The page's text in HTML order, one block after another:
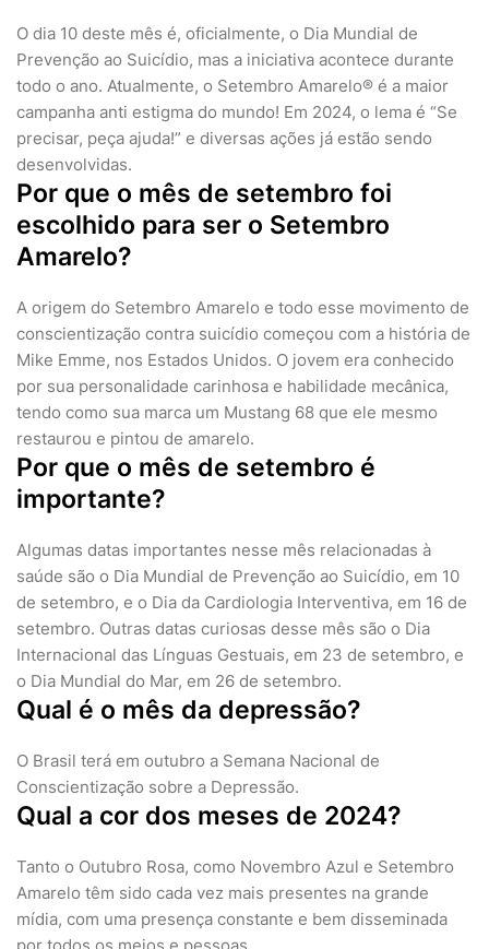
O dia 10 deste mês é, oficialmente, o Dia Mundial de
Prevenção ao Suicídio, mas a iniciativa acontece durante
todo o ano. Atualmente, o Setembro Amarelo® é a maior
campanha anti estigma do mundo! Em 2024, o lema é “Se
precisar, peça ajuda!” e diversas ações já estão sendo
desenvolvidas.
Por que o mês de setembro foi
escolhido para ser o Setembro
Amarelo?
A origem do Setembro Amarelo e todo esse movimento de
conscientização contra suicídio começou com a história de
Mike Emme, nos Estados Unidos. O jovem era conhecido
por sua personalidade carinhosa e habilidade mecânica,
tendo como sua marca um Mustang 68 que ele mesmo
restaurou e pintou de amarelo.
Por que o mês de setembro é
importante?
Algumas datas importantes nesse mês relacionadas à
saúde são o Dia Mundial de Prevenção ao Suicídio, em 10
de setembro, e o Dia da Cardiologia Interventiva, em 16 de
setembro. Outras datas curiosas desse mês são o Dia
Internacional das Línguas Gestuais, em 23 de setembro, e
o Dia Mundial do Mar, em 26 de setembro.
Qual é o mês da depressão?
O Brasil terá em outubro a Semana Nacional de
Conscientização sobre a Depressão.
Qual a cor dos meses de 2024?
Tanto o Outubro Rosa, como Novembro Azul e Setembro
Amarelo têm sido cada vez mais presentes na grande
mídia, com uma presença constante e bem disseminada